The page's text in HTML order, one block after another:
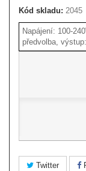
Kód skladu: 2045
Napájení: 100-
předvolba,
Twitter